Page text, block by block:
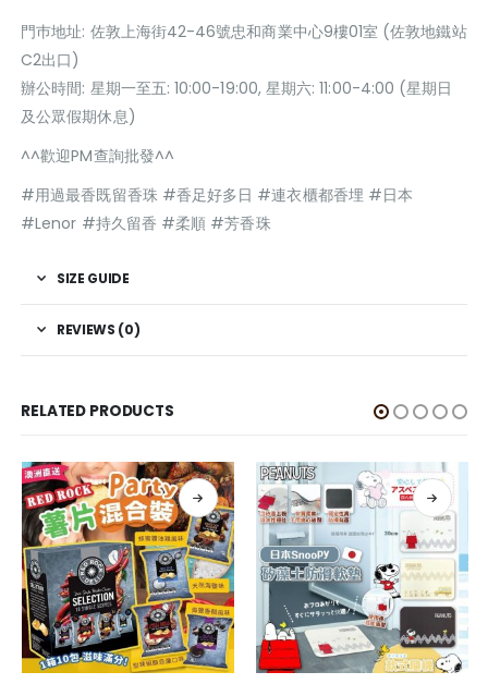
門巿地址: 佐敦上海街42-46號忠和商業中心9樓01室 (佐敦地鐵站
C2出口)
辦公時間: 星期一至五: 10:00-19:00, 星期六: 11:00-4:00 (星期日
及公眾假期休息)
^^歡迎PM查詢批發^^
#用過最香既留香珠 #香足好多日 #連衣櫃都香埋 #日本
#Lenor #持久留香 #柔順 #芳香珠
SIZE GUIDE
REVIEWS (0)
RELATED PRODUCTS